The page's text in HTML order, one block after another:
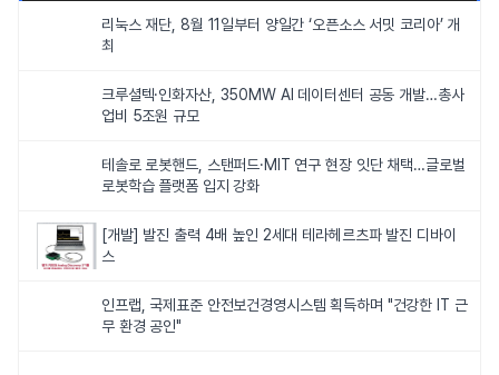
리눅스 재단, 8월 11일부터 양일간 ‘오픈소스 서밋 코리아’ 개
최
크루셜텍·인화자산, 350MW AI 데이터센터 공동 개발…총사
업비 5조원 규모
테솔로 로봇핸드, 스탠퍼드·MIT 연구 현장 잇단 채택…글로벌
로봇학습 플랫폼 입지 강화
[개발] 발진 출력 4배 높인 2세대 테라헤르츠파 발진 디바이
스
인프랩, 국제표준 안전보건경영시스템 획득하며 "건강한 IT 근
무 환경 공인"